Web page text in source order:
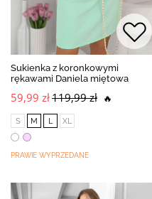
Sukienka z koronkowymi
rękawami Daniela miętowa
59,99 zł119,99 zł 🔥
S M L XL
PRAWIE WYPRZEDANE